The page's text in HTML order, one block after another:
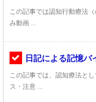
この記事では認知行動療法
み動画 ...
日記による記憶バ
この記事では、認知療法と
ス・注意 ...